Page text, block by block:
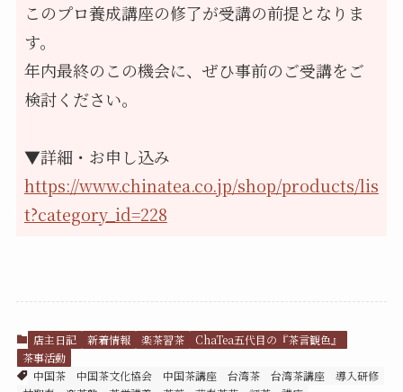
このプロ養成講座の修了が受講の前提となりま
す。
年内最終のこの機会に、ぜひ事前のご受講をご
検討ください。
▼詳細・お申し込み
https://www.chinatea.co.jp/shop/products/lis
t?category_id=228
店主日記 新着情報 楽茶習茶
ChaTea五代目の『茶言観色』
茶事活動
中国茶
中国茶文化協会 中国茶講座 台湾茶 台湾茶講座
導入研修